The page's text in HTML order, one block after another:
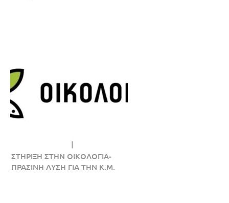
ΣΤΗΡΙΞΗ ΣΤΗΝ ΟΙΚΟΛΟΓΙΑ-
ΠΡΑΣΙΝΗ ΛΥΣΗ ΓΙΑ ΤΗΝ Κ.Μ.